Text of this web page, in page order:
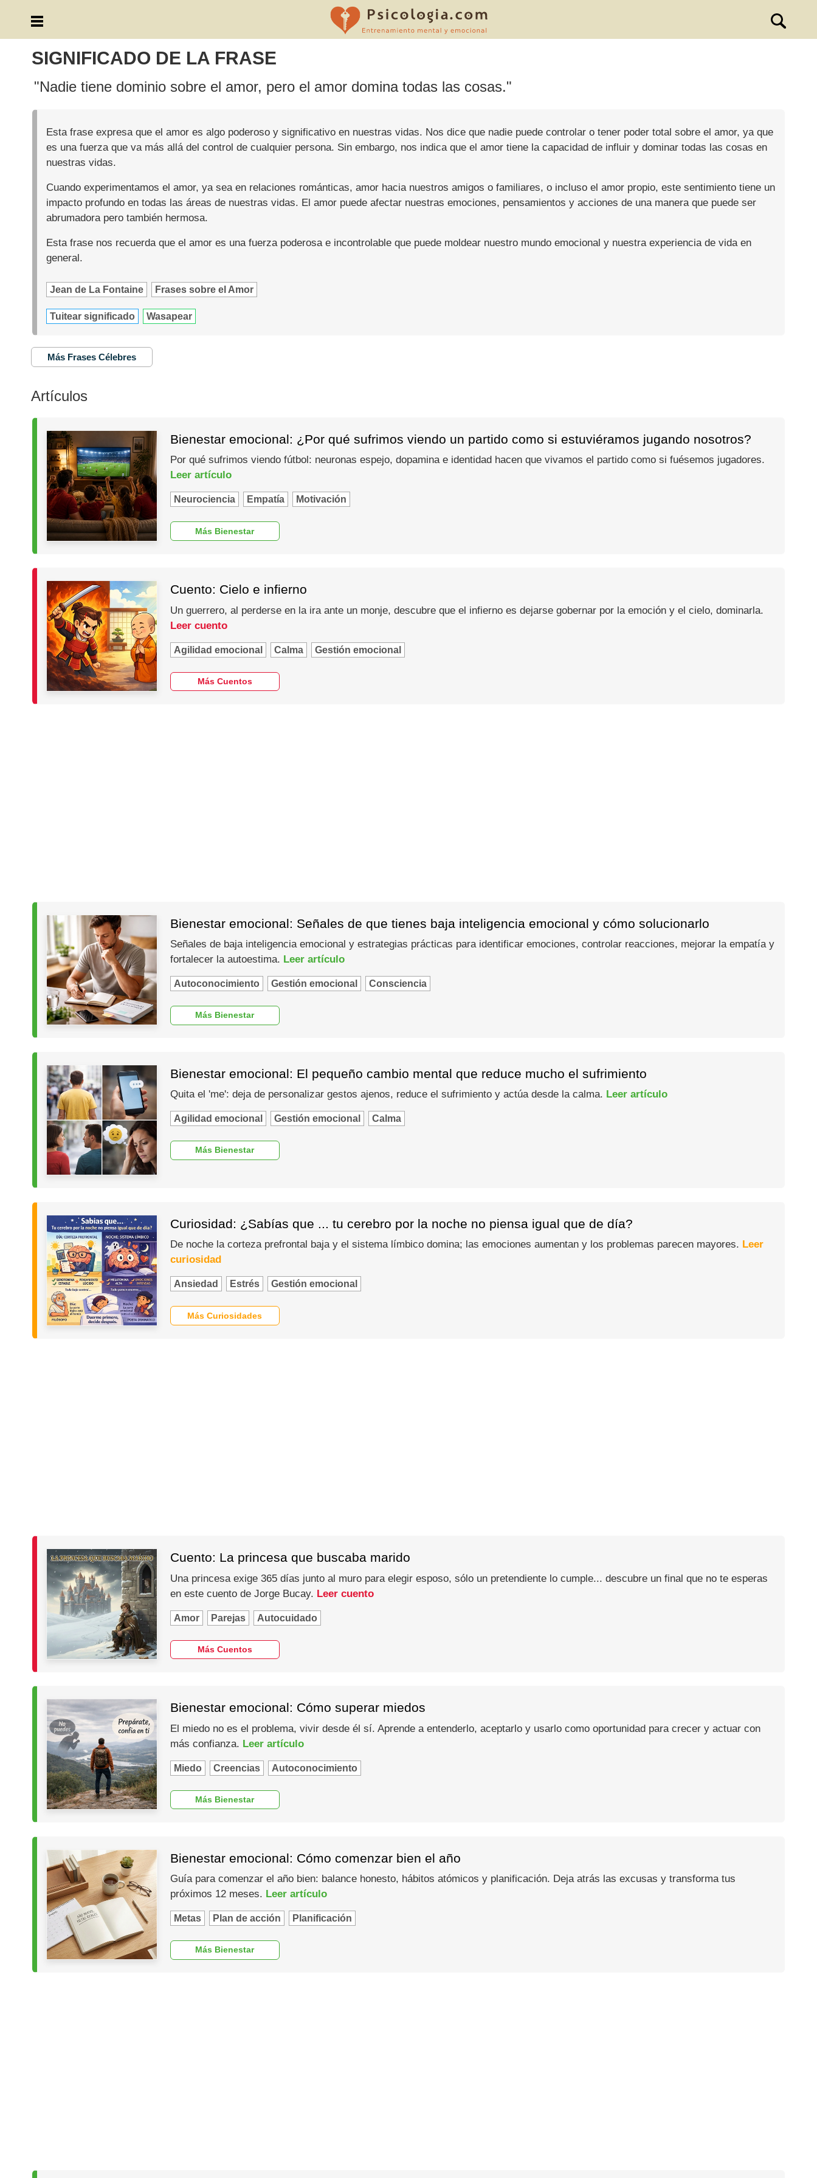
SIGNIFICADO DE LA FRASE
"Nadie tiene dominio sobre el amor, pero el amor domina todas las cosas."
Esta frase expresa que el amor es algo poderoso y significativo en nuestras vidas. Nos dice que nadie puede controlar o tener poder total sobre el amor, ya que
es una fuerza que va más allá del control de cualquier persona. Sin embargo, nos indica que el amor tiene la capacidad de influir y dominar todas las cosas en
nuestras vidas.
Cuando experimentamos el amor, ya sea en relaciones románticas, amor hacia nuestros amigos o familiares, o incluso el amor propio, este sentimiento tiene un
impacto profundo en todas las áreas de nuestras vidas. El amor puede afectar nuestras emociones, pensamientos y acciones de una manera que puede ser
abrumadora pero también hermosa.
Esta frase nos recuerda que el amor es una fuerza poderosa e incontrolable que puede moldear nuestro mundo emocional y nuestra experiencia de vida en
general.
Jean de La Fontaine Frases sobre el Amor
Tuitear significado Wasapear
Más Frases Célebres
Artículos
Bienestar emocional: ¿Por qué sufrimos viendo un partido como si estuviéramos jugando nosotros?
Por qué sufrimos viendo fútbol: neuronas espejo, dopamina e identidad hacen que vivamos el partido como si fuésemos jugadores.
Leer artículo
Neurociencia Empatía Motivación
Más Bienestar
Cuento: Cielo e infierno
Un guerrero, al perderse en la ira ante un monje, descubre que el infierno es dejarse gobernar por la emoción y el cielo, dominarla.
Leer cuento
Agilidad emocional Calma Gestión emocional
Más Cuentos
Bienestar emocional: Señales de que tienes baja inteligencia emocional y cómo solucionarlo
Señales de baja inteligencia emocional y estrategias prácticas para identificar emociones, controlar reacciones, mejorar la empatía y
fortalecer la autoestima. Leer artículo
Autoconocimiento Gestión emocional Consciencia
Más Bienestar
Bienestar emocional: El pequeño cambio mental que reduce mucho el sufrimiento
Quita el 'me': deja de personalizar gestos ajenos, reduce el sufrimiento y actúa desde la calma. Leer artículo
Agilidad emocional Gestión emocional Calma
Más Bienestar
Curiosidad: ¿Sabías que ... tu cerebro por la noche no piensa igual que de día?
De noche la corteza prefrontal baja y el sistema límbico domina; las emociones aumentan y los problemas parecen mayores. Leer
curiosidad
Ansiedad Estrés Gestión emocional
Más Curiosidades
Cuento: La princesa que buscaba marido
Una princesa exige 365 días junto al muro para elegir esposo, sólo un pretendiente lo cumple... descubre un final que no te esperas
en este cuento de Jorge Bucay. Leer cuento
Amor Parejas Autocuidado
Más Cuentos
Bienestar emocional: Cómo superar miedos
El miedo no es el problema, vivir desde él sí. Aprende a entenderlo, aceptarlo y usarlo como oportunidad para crecer y actuar con
más confianza. Leer artículo
Miedo Creencias Autoconocimiento
Más Bienestar
Bienestar emocional: Cómo comenzar bien el año
Guía para comenzar el año bien: balance honesto, hábitos atómicos y planificación. Deja atrás las excusas y transforma tus
próximos 12 meses. Leer artículo
Metas Plan de acción Planificación
Más Bienestar